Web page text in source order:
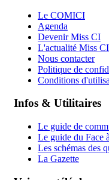
Le COMICI
Agenda
Devenir Miss CI
L'actualité Miss CI
Nous contacter
Politique de
Conditions
Infos & Utilitaires
Le guide de
Le guide du Face
Les schémas des
La Gazette